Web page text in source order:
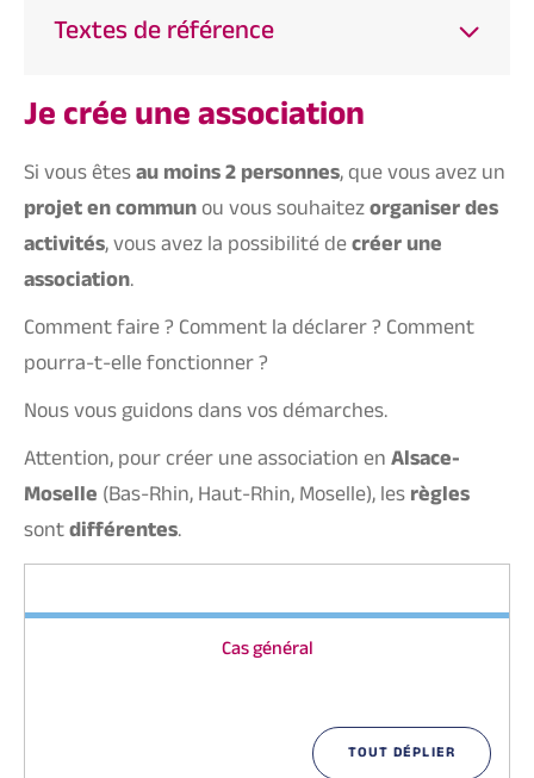
Textes de référence
Je crée une association
Si vous êtesau moins 2 personnes, que vous avez un
projet en communou vous souhaitezorganiser des
activités, vous avez la possibilité decréer une
association.
Comment faire ? Comment la déclarer ? Comment
pourra-t-elle fonctionner ?
Nous vous guidons dans vos démarches.
Attention, pour créer une association enAlsace-
Moselle(Bas-Rhin, Haut-Rhin, Moselle), lesrègles
sontdifférentes.
Cas général
TOUT DÉPLIER